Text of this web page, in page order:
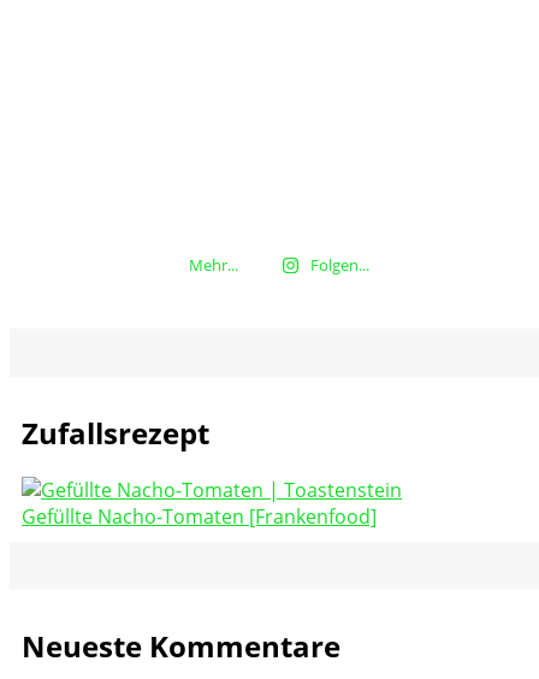
Mehr... Folgen...
Zufallsrezept
Gefüllte Nacho-Tomaten [Frankenfood]
Neueste Kommentare